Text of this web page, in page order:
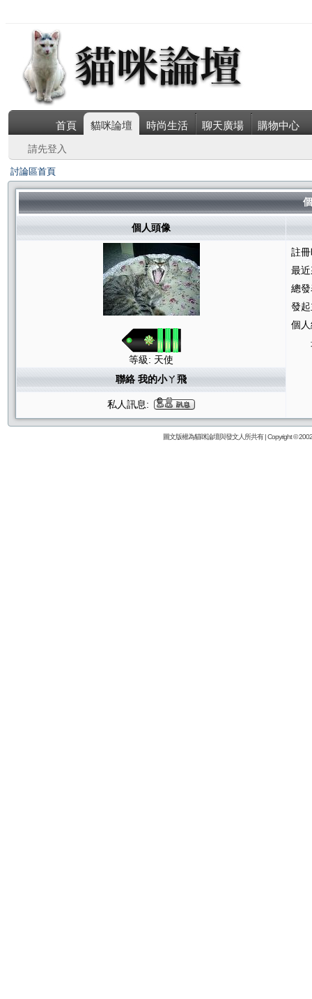
首頁 貓咪論壇 時尚生活 聊天廣場 購物中心
請先登入
討論區首頁
個人頭像
等級: 天使
註
最
總
發
個
聯絡 我的小ㄚ飛
私人訊息:
圖文版權為貓咪論壇與發文人所共有 | Copyright ©